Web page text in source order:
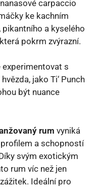
carpaccio
ke kachním
a kyselého
pokrm zvýrazní.
experimentovat s
hvězda, jako Ti‘ Punch
být nuance
rum vyniká
a schopností
svým exotickým
rum víc než jen
Ideální pro